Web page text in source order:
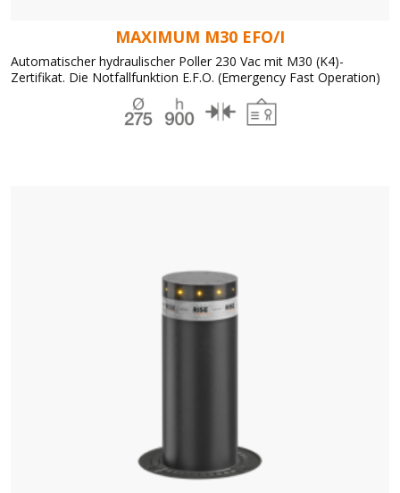
MAXIMUM M30 EFO/I
Automatischer hydraulischer Poller 230 Vac mit M30 (K4)-
Zertifikat. Die Notfallfunktion E.F.O. (Emergency Fast Operation)